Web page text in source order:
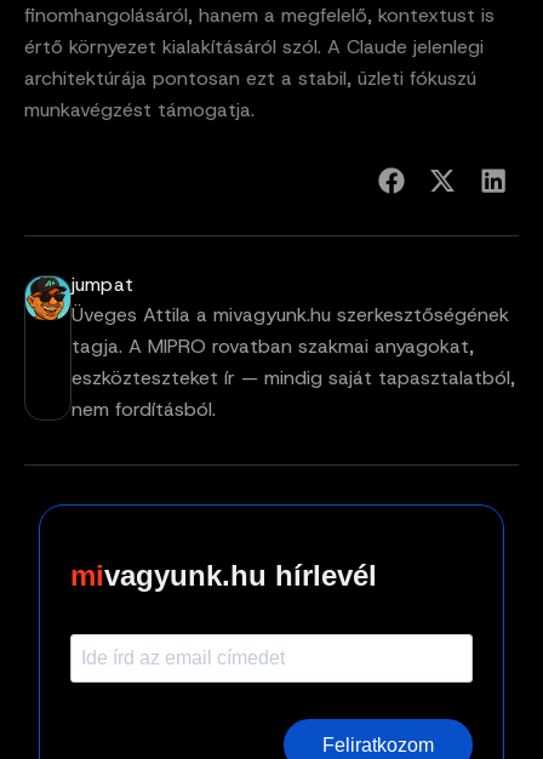
finomhangolásáról, hanem a megfelelő, kontextust is
értő környezet kialakításáról szól. A Claude jelenlegi
architektúrája pontosan ezt a stabil, üzleti fókuszú
munkavégzést támogatja.
jumpat
Üveges Attila a mivagyunk.hu szerkesztőségének
tagja. A MIPRO rovatban szakmai anyagokat,
eszközteszteket ír — mindig saját tapasztalatból,
nem fordításból.
vagyunk.hu hírlevél
Feliratkozom